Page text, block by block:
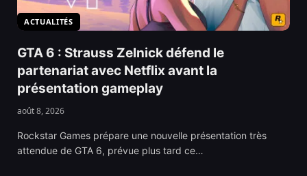
ACTUALITÉS
GTA 6 : Strauss Zelnick défend le
partenariat avec Netflix avant la
présentation gameplay
août 8, 2026
Rockstar Games prépare une nouvelle présentation très
attendue de GTA 6, prévue plus tard ce…